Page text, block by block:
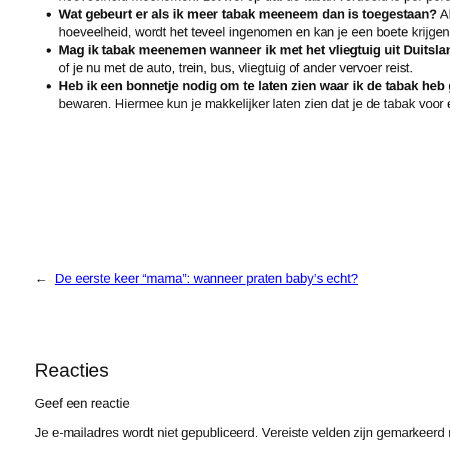
Wat gebeurt er als ik meer tabak meeneem dan is toegestaan?
hoeveelheid, wordt het teveel ingenomen en kan je een boete
Mag ik tabak meenemen wanneer ik met het vliegtuig uit
of je nu met de auto, trein, bus, vliegtuig of ander vervoer reist.
Heb ik een bonnetje nodig om te laten zien waar ik de tabak heb
bewaren. Hiermee kun je makkelijker laten zien dat je de tabak
← De eerste keer “mama”: wanneer praten baby’s echt?
Reacties
Geef een reactie
Je e-mailadres wordt niet gepubliceerd. Vereiste velden zijn